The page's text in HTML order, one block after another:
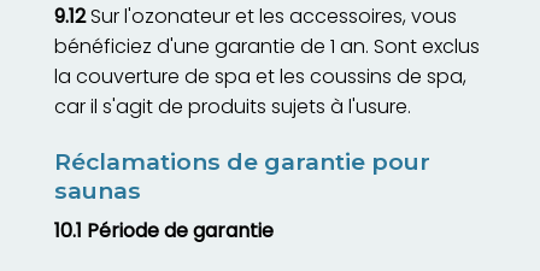
9.12Sur l'ozonateur et les accessoires, vous
bénéficiez d'une garantie de 1 an. Sont exclus
la couverture de spa et les coussins de spa,
car il s'agit de produits sujets à l'usure.
Réclamations de garantie pour
saunas
10.1 Période de garantie